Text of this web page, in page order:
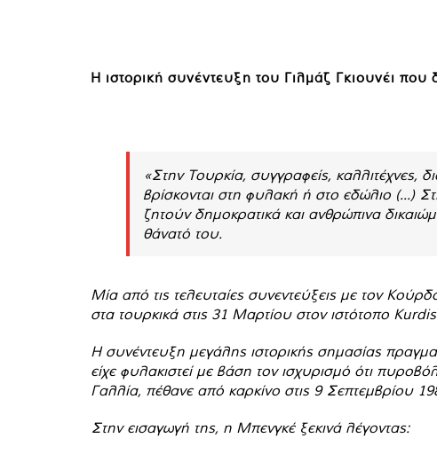
Η ιστορική συνέντευξη του Γιλμάζ Γκιουνέι
«Στην Τουρκία, συγγραφείς, καλλιτέχνες,
βρίσκονται στη φυλακή ή στο εδώλιο (...)
ζητούν δημοκρατικά και ανθρώπινα
θάνατό του.
Μία από τις τελευταίες συνεντεύξεις με τον
στα τουρκικά στις 31 Μαρτίου στον ιστότοπο
Η συνέντευξη μεγάλης ιστορικής σημασίας
είχε φυλακιστεί με βάση τον ισχυρισμό ότι
Γαλλία, πέθανε από καρκίνο στις 9 Σεπτεμβρίου
Στην εισαγωγή της, η Μπενγκέ ξεκινά λέγοντας: